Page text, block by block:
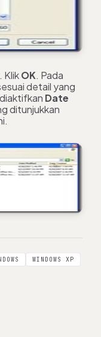
KlikOK. Pada
detail yang
Date
ditunjukkan
WINDOWS XP